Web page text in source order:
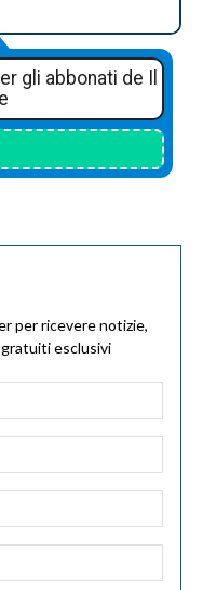
gli abbonati de Il
per ricevere notizie,
esclusivi